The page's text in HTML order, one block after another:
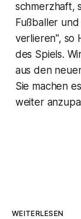
schmerzhaft,
Fußballer
verlieren", so
des Spiels.
aus den
Sie machen
weiter
WEITERLESEN